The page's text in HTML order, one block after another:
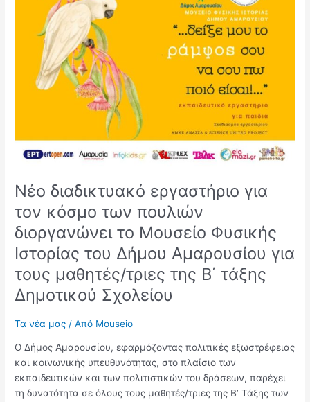
Νέο διαδικτυακό εργαστήριο για
τον κόσμο των πουλιών
διοργανώνει το Μουσείο Φυσικής
Ιστορίας του Δήμου Αμαρουσίου για
τους μαθητές/τριες της Β΄ τάξης
Δημοτικού Σχολείου
Τα νέα μας / Από Mouseio
Ο Δήμος Αμαρουσίου, εφαρμόζοντας πολιτικές εξωστρέφειας
και κοινωνικής υπευθυνότητας, στο πλαίσιο των
εκπαιδευτικών και των πολιτιστικών του δράσεων, παρέχει
τη δυνατότητα σε όλους τους μαθητές/τριες της Β’ Τάξης των
κόσμο
πουλιών
διοργανώνει
του
Αμαρουσίου
για
τους
μαθητές/
τριες
Β΄
τάξης
Σχολείου